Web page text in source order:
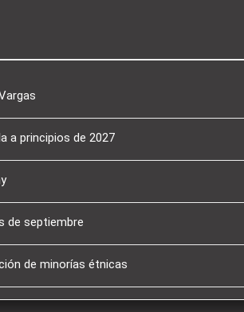
a principios de 2027
de septiembre
de minorías étnicas